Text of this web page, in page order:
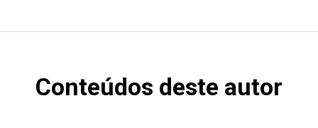
Conteúdos deste autor